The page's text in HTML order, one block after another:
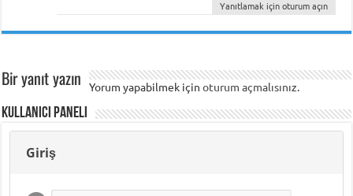
Yanıtlamak için oturum açın
Bir yanıt yazın Yorum yapabilmek içinoturum açmalısınız.
Kullanıcı Paneli
Giriş